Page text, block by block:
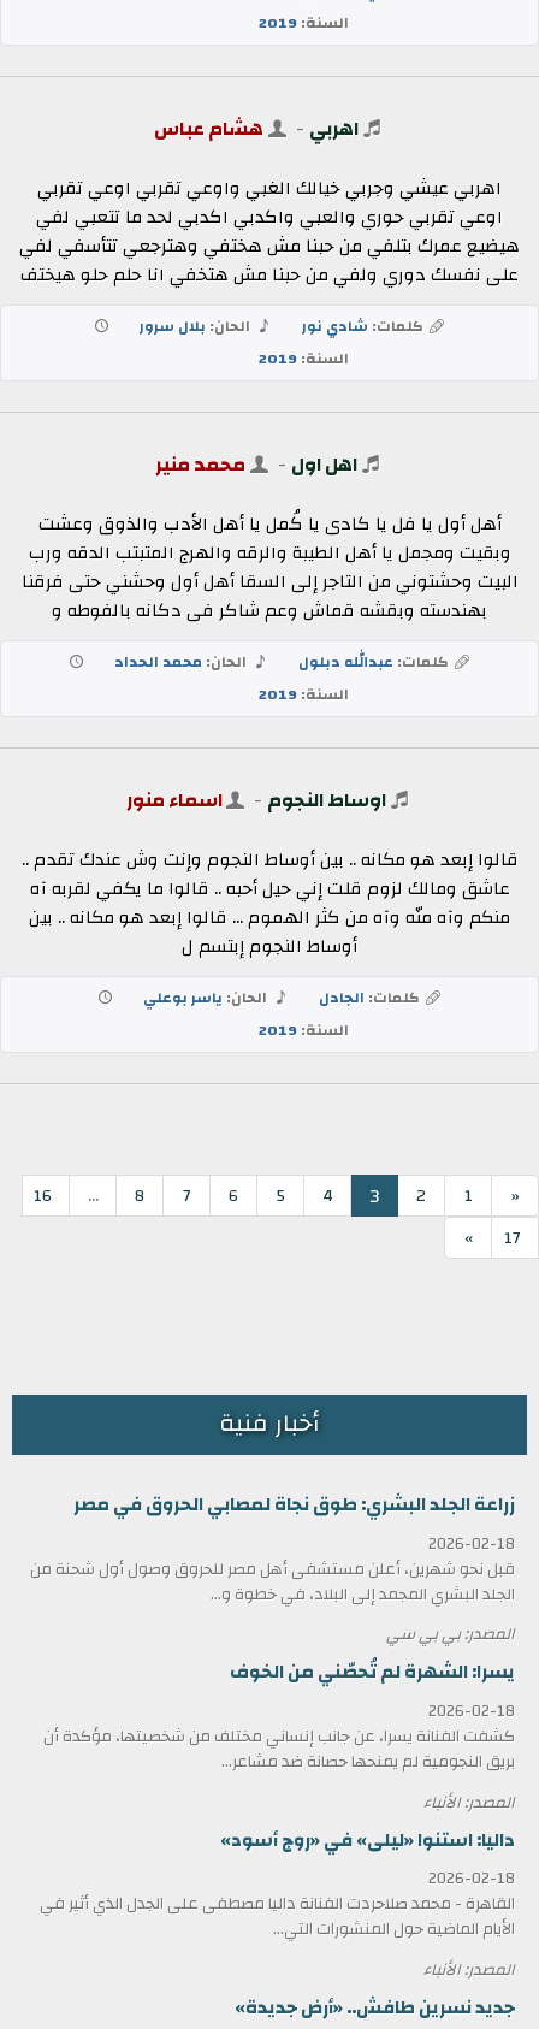
السنة:2019
اهربي - هشام عباس
اهربي عيشي وجربي خيالك الغبي واوعي تقربي اوعي تقربي
اوعي تقربي حوري والعبي واكدبي اكدبي لحد ما تتعبي لفي
هيضيع عمرك بتلفي من حبنا مش هختفي وهترجعي تتأسفي لفي
على نفسك دوري ولفي من حبنا مش هتخفي انا حلم حلو هيختف
كلمات: شادي نور الحان: بلال سرور
السنة:2019
اهل اول - محمد منير
أهل أول يا فل يا كادى يا كُمل يا أهل الأدب والذوق وعشت
وبقيت ومجمل يا أهل الطيبة والرقه والهرج المتبتب الدقه ورب
البيت وحشتوني من التاجر إلى السقا أهل أول وحشني حتى فرقنا
بهندسته وبقشه قماش وعم شاكر فى دكانه بالفوطه و
كلمات: عبدالله دبلول الحان: محمد الحداد
السنة:2019
اوساط النجوم - اسماء منور
قالوا إبعد هو مكانه .. بين أوساط النجوم وإنت وش عندك تقدم ..
عاشق ومالك لزوم قلت إني حيل أحبه .. قالوا ما يكفي لقربه آه
منكم وآه منّه وآه من كثر الهموم ... قالوا إبعد هو مكانه .. بين
أوساط النجوم إبتسم ل
كلمات: الجادل الحان: ياسر بوعلي
السنة:2019
«
1
2
3
4
5
6
7
8
...
16
17
»
أخبار فنية
زراعة الجلد البشري: طوق نجاة لمصابي الحروق في مصر
2026-02-18
قبل نحو شهرين، أعلن مستشفى أهل مصر للحروق وصول أول شحنة من
الجلد البشري المجمد إلى البلاد، في خطوة و...
المصدر: بي بي سي
يسرا: الشهرة لم تُحصّني من الخوف
2026-02-18
كشفت الفنانة يسرا، عن جانب إنساني مختلف من شخصيتها، مؤكدة أن
بريق النجومية لم يمنحها حصانة ضد مشاعر...
المصدر: الأنباء
داليا: استنوا «ليلى» في «روج أسود»
2026-02-18
القاهرة - محمد صلاحردت الفنانة داليا مصطفى على الجدل الذي أثير في
الأيام الماضية حول المنشورات التي...
المصدر: الأنباء
جديد نسرين طافش.. «أرض جديدة»